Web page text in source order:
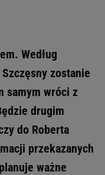
Według
zostanie
samym wróci z
drugim
do Roberta
przekazanych
ważne